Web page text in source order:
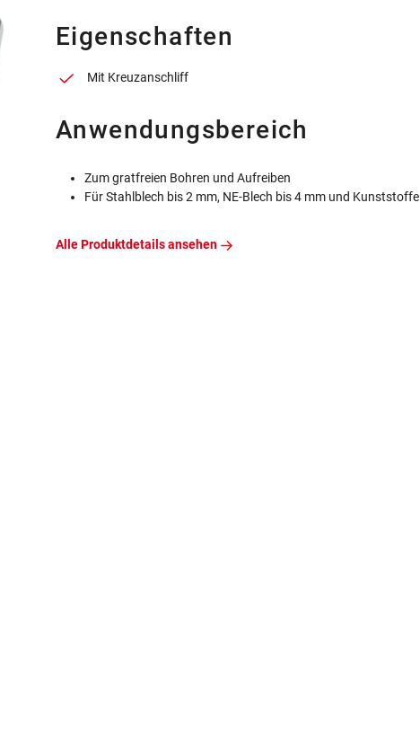
Eigenschaften
Mit Kreuzanschliff
Anwendungsbereich
Zum gratfreien Bohren und Aufreiben
Für Stahlblech bis 2 mm, NE-Blech bis 4 mm und Kunststoffe
Alle Produktdetails ansehen